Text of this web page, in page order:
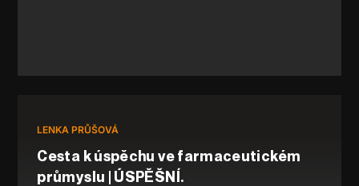
LENKA PRŮŠOVÁ
Cesta k úspěchu ve farmaceutickém
průmyslu | ÚSPĚŠNÍ.